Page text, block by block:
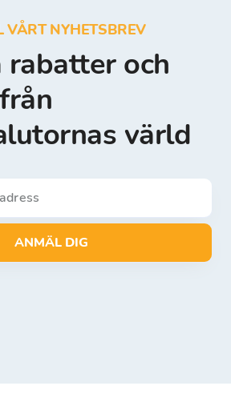
VÅRT NYHETSBREV
och
värld
ANMÄL DIG